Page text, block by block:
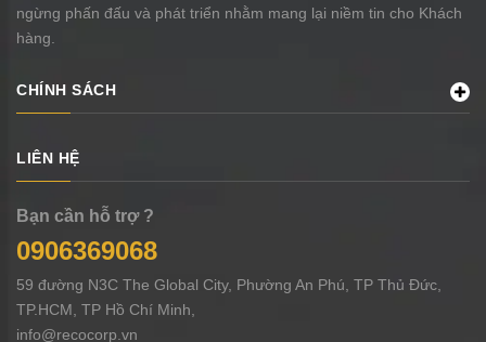
ngừng phấn đấu và phát triển nhằm mang lại niềm tin cho Khách
hàng.
CHÍNH SÁCH
LIÊN HỆ
Bạn cần hỗ trợ ?
0906369068
59 đường N3C The Global City, Phường An Phú, TP Thủ Đức,
TP.HCM, TP Hồ Chí Minh,
info@recocorp.vn